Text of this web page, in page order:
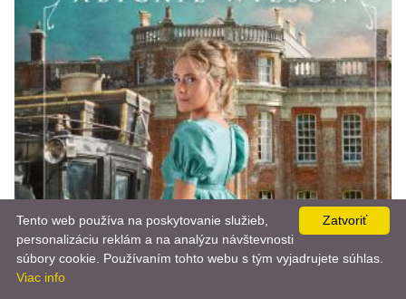
📨
Zatvoriť
Tento web používa na poskytovanie služieb,
personalizáciu reklám a na analýzu návštevnosti
súbory cookie. Používaním tohto webu s tým vyjadrujete súhlas.
Viac info